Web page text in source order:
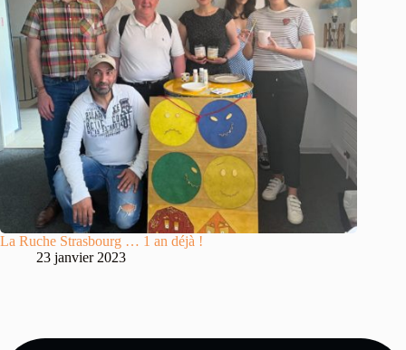
La Ruche Strasbourg … 1 an déjà !
23 janvier 2023